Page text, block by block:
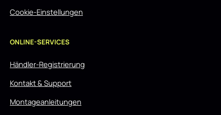
Cookie-Einstellungen
ONLINE-SERVICES
Händler-Registrierung
Kontakt & Support
Montageanleitungen